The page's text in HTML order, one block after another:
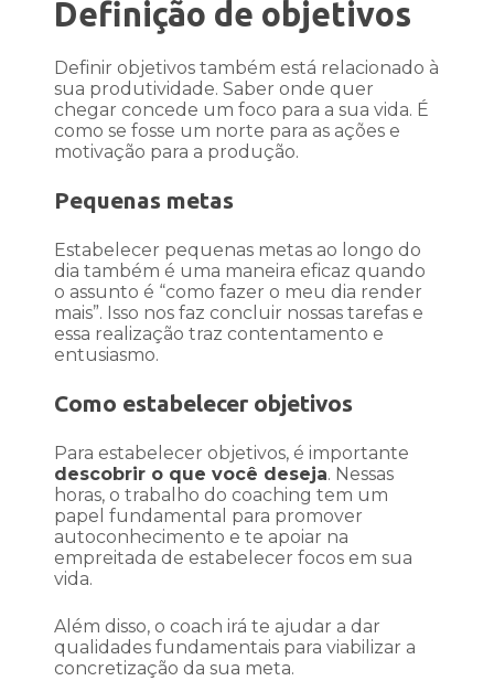
Definição de objetivos
Definir objetivos também está relacionado à
sua produtividade. Saber onde quer
chegar concede um foco para a sua vida. É
como se fosse um norte para as ações e
motivação para a produção.
Pequenas metas
Estabelecer pequenas metas ao longo do
dia também é uma maneira eficaz quando
o assunto é “como fazer o meu dia render
mais”. Isso nos faz concluir nossas tarefas e
essa realização traz contentamento e
entusiasmo.
Como estabelecer objetivos
Para estabelecer objetivos, é importante
descobrir o que você deseja. Nessas
horas, o trabalho do coaching tem um
papel fundamental para promover
autoconhecimento e te apoiar na
empreitada de estabelecer focos em sua
vida.
Além disso, o coach irá te ajudar a dar
qualidades fundamentais para viabilizar a
concretização da sua meta.